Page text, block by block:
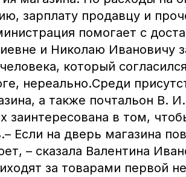
зарплату продавцу и
помогает с
и Николаю Ивановичу
который
нереально.Среди
а также почтальон В.
заинтересована в том,
Если на дверь магазина
– сказала Валентина
за товарами первой